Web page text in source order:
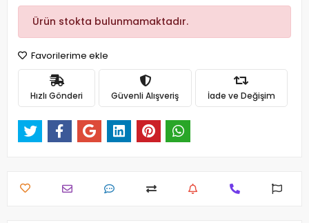
Ürün stokta bulunmamaktadır.
Favorilerime ekle
Hızlı Gönderi Güvenli Alışveriş İade ve Değişim